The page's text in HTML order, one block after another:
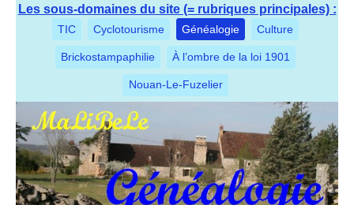
Les sous-domaines du site (= rubriques principales) :
TIC Cyclotourisme Généalogie Culture
Brickostampaphilie À l’ombre de la loi 1901
Nouan-Le-Fuzelier